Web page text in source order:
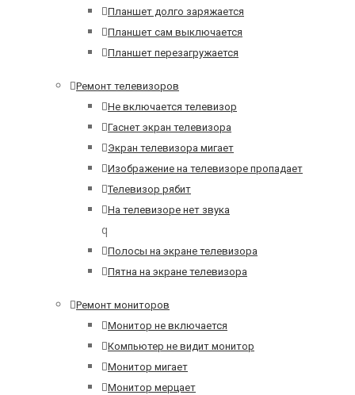
Планшет долго заряжается
Планшет сам выключается
Планшет перезагружается
Ремонт телевизоров
Не включается телевизор
Гаснет экран телевизора
Экран телевизора мигает
Изображение на телевизоре пропадает
Телевизор рябит
На телевизоре нет звука
q
Полосы на экране телевизора
Пятна на экране телевизора
Ремонт мониторов
Монитор не включается
Компьютер не видит монитор
Монитор мигает
Монитор мерцает